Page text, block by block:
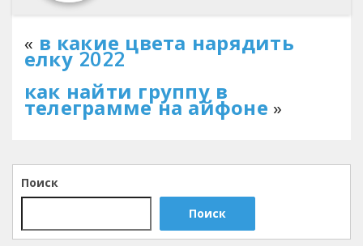
« в какие цвета нарядить
елку 2022
как найти группу в
телеграмме на айфоне »
Поиск
Поиск